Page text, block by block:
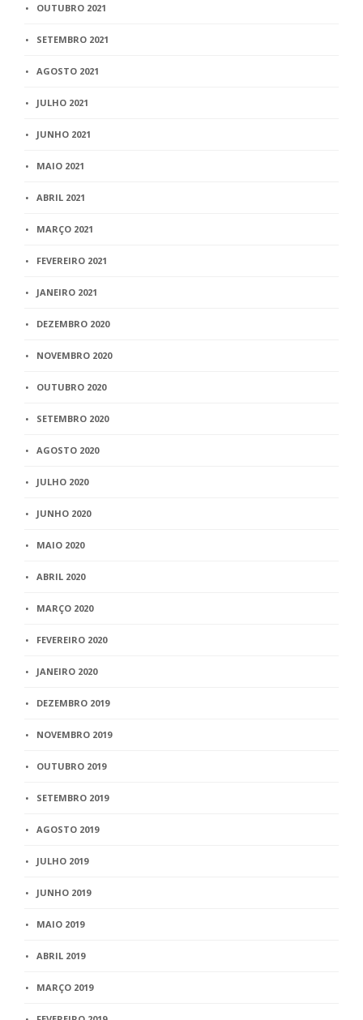
OUTUBRO 2021
SETEMBRO 2021
AGOSTO 2021
JULHO 2021
JUNHO 2021
MAIO 2021
ABRIL 2021
MARÇO 2021
FEVEREIRO 2021
JANEIRO 2021
DEZEMBRO 2020
NOVEMBRO 2020
OUTUBRO 2020
SETEMBRO 2020
AGOSTO 2020
JULHO 2020
JUNHO 2020
MAIO 2020
ABRIL 2020
MARÇO 2020
FEVEREIRO 2020
JANEIRO 2020
DEZEMBRO 2019
NOVEMBRO 2019
OUTUBRO 2019
SETEMBRO 2019
AGOSTO 2019
JULHO 2019
JUNHO 2019
MAIO 2019
ABRIL 2019
MARÇO 2019